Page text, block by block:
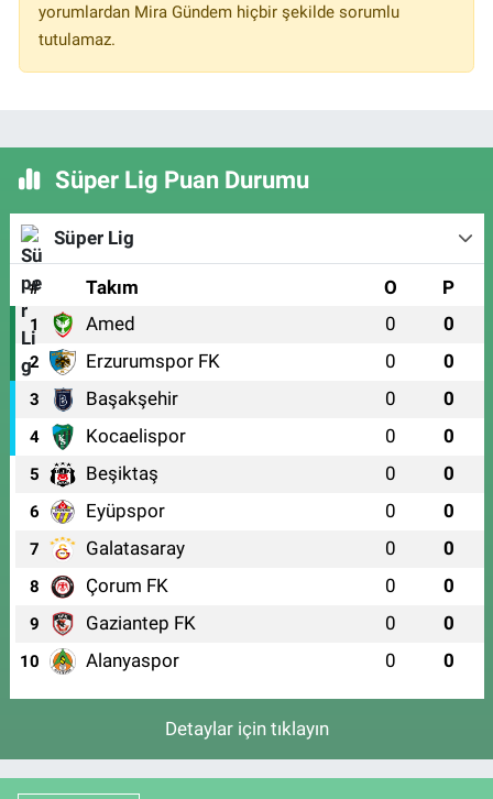
yorumlardan Mira Gündem hiçbir şekilde sorumlu
tutulamaz.
Süper Lig Puan Durumu
Süper Lig
# Takım O P
1 Amed 0 0
2 Erzurumspor FK 0 0
3 Başakşehir 0 0
4 Kocaelispor 0 0
5 Beşiktaş 0 0
6 Eyüpspor 0 0
7 Galatasaray 0 0
8 Çorum FK 0 0
9 Gaziantep FK 0 0
10 Alanyaspor 0 0
Detaylar için tıklayın